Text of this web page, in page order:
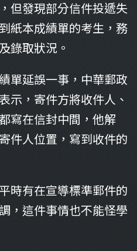
但發現部分信件投遞失
紙本成績單的考生，務
錄取狀況。
單延誤一事，中華郵政
示，寄件方將收件人、
寫在信封中間，他解
件人位置，寫到收件的
時有在宣導標準郵件的
，這件事情也不能怪學